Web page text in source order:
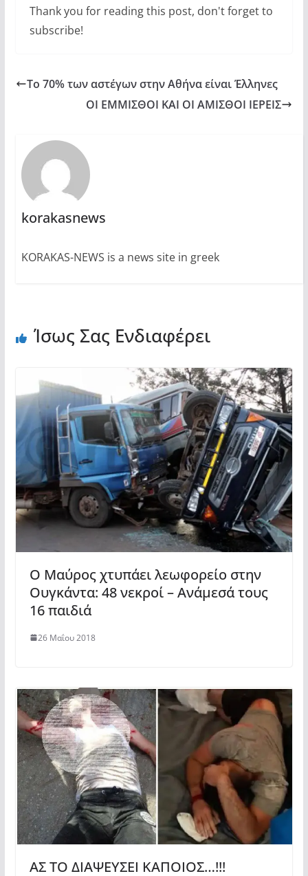
Thank you for reading this post, don't forget to
subscribe!
Το 70% των αστέγων στην Αθήνα είναι Έλληνες
ΟΙ ΕΜΜΙΣΘΟΙ ΚΑΙ ΟΙ ΑΜΙΣΘΟΙ ΙΕΡΕΙΣ
korakasnews
KORAKAS-NEWS is a news site in greek
Ίσως Σας Ενδιαφέρει
Ο Μαύρος χτυπάει λεωφορείο στην
Ουγκάντα: 48 νεκροί – Ανάμεσά τους
16 παιδιά
26 Μαΐου 2018
ΑΣ ΤΟ ΔΙΑΨΕΥΣΕΙ ΚΑΠΟΙΟΣ…!!!